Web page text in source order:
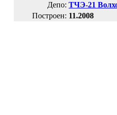
Депо: ТЧЭ-21
Построен: 11.2008